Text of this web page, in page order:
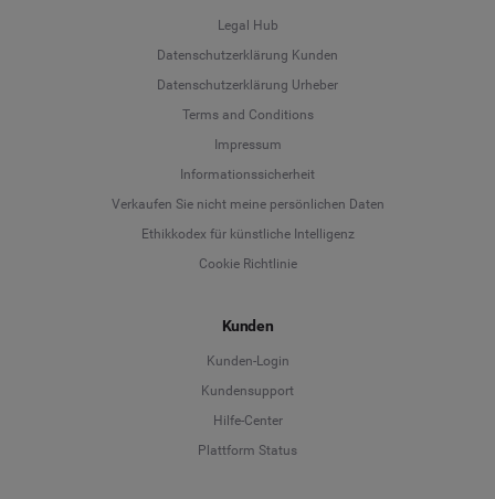
Legal Hub
Datenschutzerklärung Kunden
Datenschutzerklärung Urheber
Terms and Conditions
Impressum
Informationssicherheit
Verkaufen Sie nicht meine persönlichen Daten
Ethikkodex für künstliche Intelligenz
Cookie Richtlinie
Kunden
Kunden-Login
Kundensupport
Hilfe-Center
Plattform Status
Deutsch